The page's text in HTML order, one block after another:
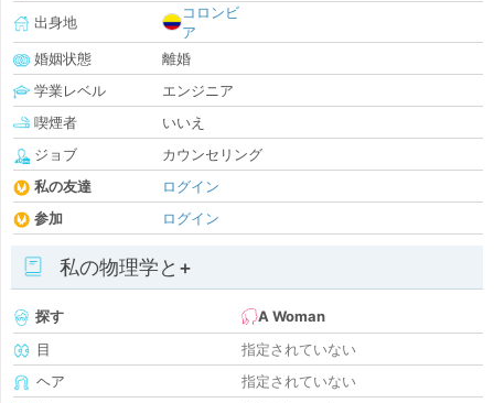
出身地
コロンビ
ア
婚姻状態
離婚
学業レベル
エンジニア
喫煙者
いいえ
ジョブ
カウンセリング
私の友達
ログイン
参加
ログイン
私の物理学と+
探す
A Woman
目
指定されていない
ヘア
指定されていない